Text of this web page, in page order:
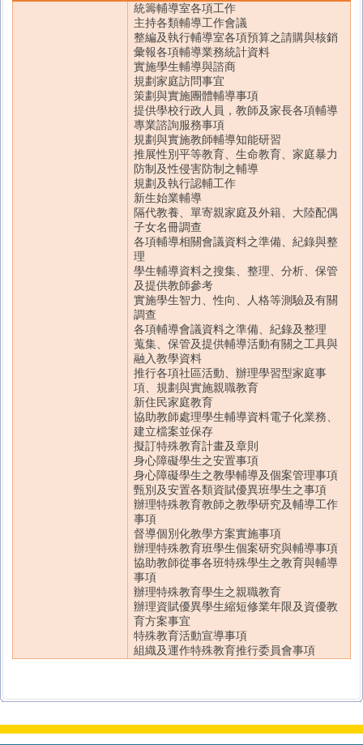
統籌輔導室各項工作
主持各類輔導工作會議
整編及執行輔導室各項預算之請購與核銷
彙報各項輔導業務統計資料
實施學生輔導與諮商
規劃家庭訪問事宜
策劃與實施團體輔導事項
提供學校行政人員，教師及家長各項輔導
專業諮詢服務事項
規劃與實施教師輔導知能研習
推展性別平等教育、生命教育、家庭暴力
防制及性侵害防制之輔導
規劃及執行認輔工作
新生始業輔導
隔代教養、單寄親家庭及外籍、大陸配偶
子女名冊調查
各項輔導相關會議資料之準備、紀錄與整
理
學生輔導資料之搜集、整理、分析、保管
及提供教師參考
實施學生智力、性向、人格等測驗及有關
調查
各項輔導會議資料之準備、紀錄及整理
蒐集、保管及提供輔導活動有關之工具與
融入教學資料
推行各項社區活動、辦理學習型家庭事
項、規劃與實施親職教育
新住民家庭教育
協助教師處理學生輔導資料電子化業務、
建立檔案並保存
擬訂特殊教育計畫及章則
身心障礙學生之安置事項
身心障礙學生之教學輔導及個案管理事項
甄別及安置各類資賦優異班學生之事項
辦理特殊教育教師之教學研究及輔導工作
事項
督導個別化教學方案實施事項
辦理特殊教育班學生個案研究與輔導事項
協助教師從事各班特殊學生之教育與輔導
事項
辦理特殊教育學生之親職教育
辦理資賦優異學生縮短修業年限及資優教
育方案事宜
特殊教育活動宣導事項
組織及運作特殊教育推行委員會事項